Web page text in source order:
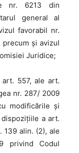
nr. 6213 din
general al
favorabil nr.
precum și avizul
Juridice;
557, ale art.
nr. 287/ 2009
modificările și
a art.
139 alin. (2), ale
privind Codul